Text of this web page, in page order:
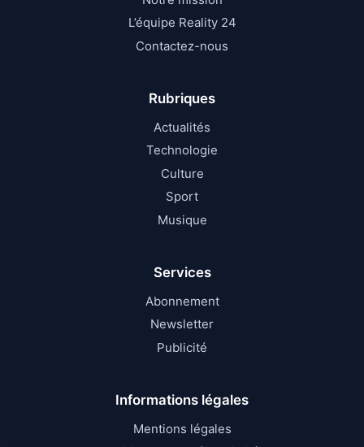
L’équipe Reality 24
Contactez-nous
Rubriques
Actualités
Technologie
Culture
Sport
Musique
Services
Abonnement
Newsletter
Publicité
Informations légales
Mentions légales